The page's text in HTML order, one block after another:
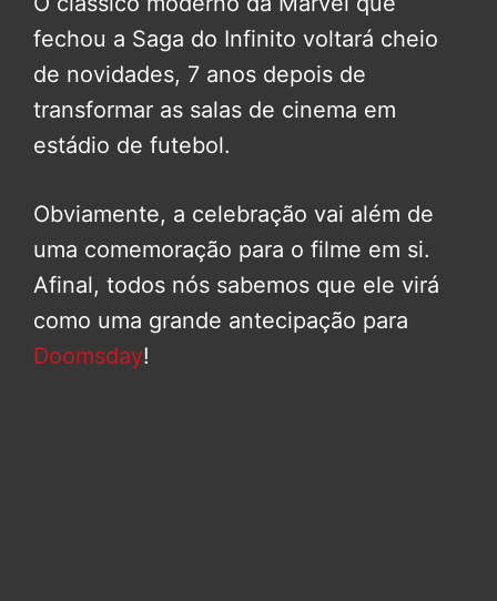
fechou a Saga do Infinito voltará cheio
de novidades, 7 anos depois de
transformar as salas de cinema em
estádio de futebol.
Obviamente, a celebração vai além de
uma comemoração para o filme em si.
Afinal, todos nós sabemos que ele virá
como uma grande antecipação para
Doomsday!